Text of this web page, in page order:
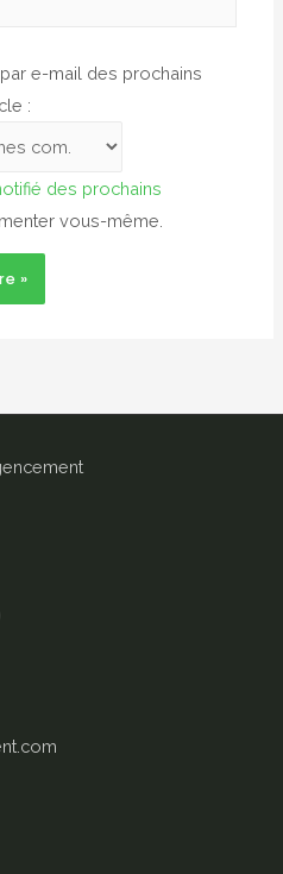
e-mail des prochains
:
des prochains
vous-même.